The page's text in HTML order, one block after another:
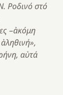
Ροδινό στό
–ἀκόμη
αὐτά